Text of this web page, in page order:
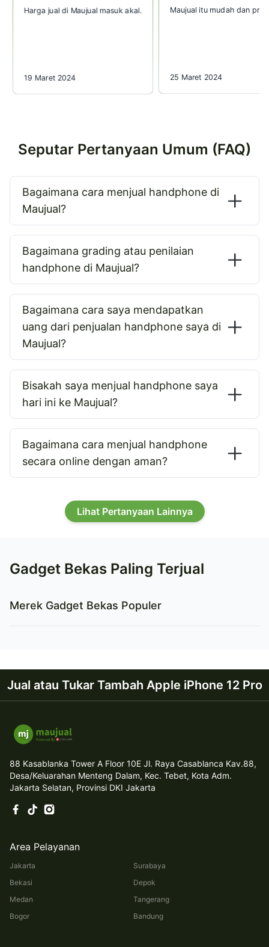
Harga jual di Maujual masuk akal.
19 Maret 2024
Maujual itu mudah dan
25 Maret 2024
Seputar Pertanyaan Umum (FAQ)
Bagaimana cara menjual handphone di
Maujual?
Bagaimana grading atau penilaian
handphone di Maujual?
Bagaimana cara saya mendapatkan
uang dari penjualan handphone saya di
Maujual?
Bisakah saya menjual handphone saya
hari ini ke Maujual?
Bagaimana cara menjual handphone
secara online dengan aman?
Lihat Pertanyaan Lainnya
Gadget Bekas Paling Terjual
Merek Gadget Bekas Populer
Jual atau Tukar Tambah Apple iPhone 12 Pro
88 Kasablanka Tower A Floor 10E Jl. Raya Casablanca Kav.88,
Desa/Keluarahan Menteng Dalam, Kec. Tebet, Kota Adm.
Jakarta Selatan, Provinsi DKI Jakarta
Area Pelayanan
Jakarta
Bekasi
Medan
Bogor
Surabaya
Depok
Tangerang
Bandung